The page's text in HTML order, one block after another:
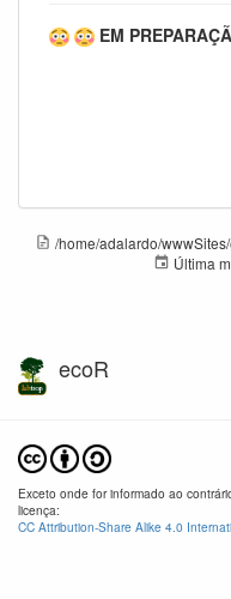
EM
/home/adalardo/
Última
ecoR
Exceto onde for informado ao
licença:
CC Attribution-Share Alike 4.0